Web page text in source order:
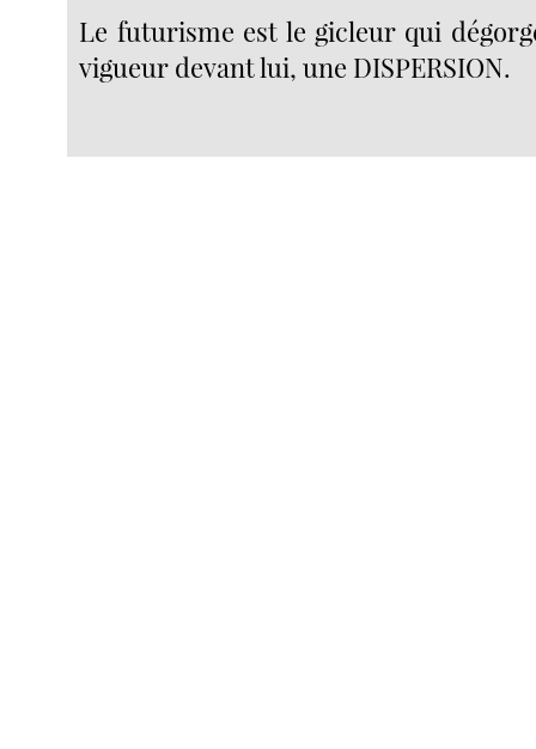
Le futurisme est le gicleur qui
vigueur devant lui, une DISPERSION.